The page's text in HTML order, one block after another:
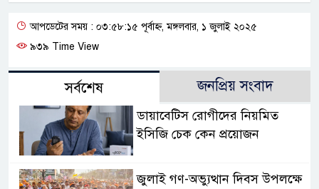
আপডেটের সময় : ০৩:৫৮:১৫ পূর্বাহ্ন, মঙ্গলবার, ১ জুলাই ২০২৫
৯৩৯ Time View
সর্বশেষ জনপ্রিয় সংবাদ
ডায়াবেটিস রোগীদের নিয়মিত
ইসিজি চেক কেন প্রয়োজন
জুলাই গণ-অভ্যুত্থান দিবস উপলক্ষে